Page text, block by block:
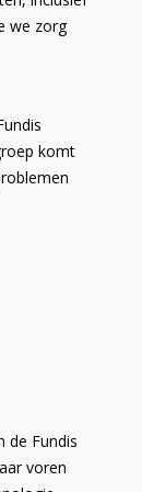
we zorg
komt
de Fundis
voren